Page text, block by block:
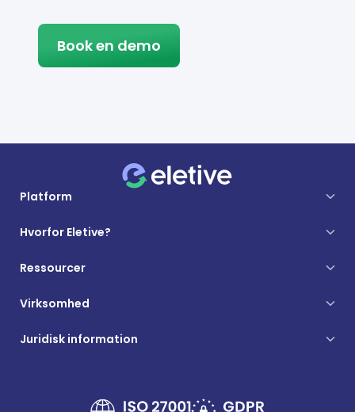
Book en demo
Platform
Hvorfor Eletive?
Ressourcer
Virksomhed
Juridisk information